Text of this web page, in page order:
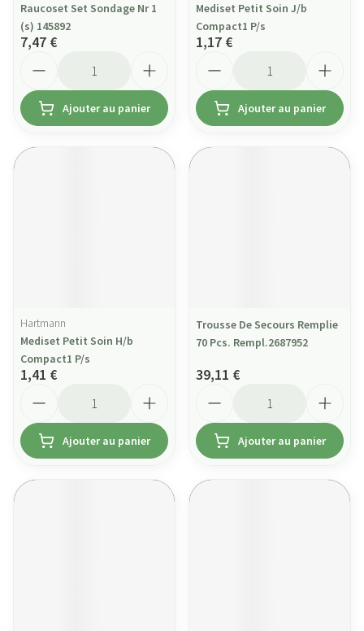
Raucoset Set Sondage Nr 1
(s) 145892
7,47 €
Ajouter au panier
Mediset Petit Soin J/b
Compact1 P/s
1,17 €
Ajouter au panier
Hartmann
Mediset Petit Soin H/b
Compact1 P/s
1,41 €
Ajouter au panier
Trousse De Secours Remplie
70 Pcs. Rempl.2687952
39,11 €
Ajouter au panier